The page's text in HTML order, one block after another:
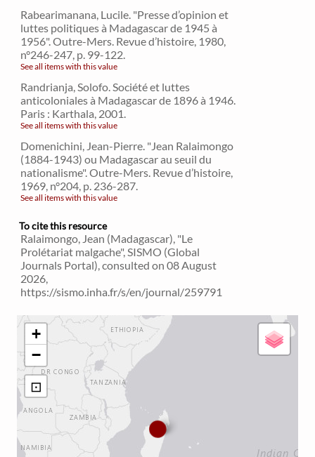
Rabearimanana, Lucile. "Presse d’opinion et
luttes politiques à Madagascar de 1945 à
1956". Outre-Mers. Revue d’histoire, 1980,
n°246-247, p. 99-122.
See all items with this value
Randrianja, Solofo. Société et luttes
anticoloniales à Madagascar de 1896 à 1946.
Paris : Karthala, 2001.
See all items with this value
Domenichini, Jean-Pierre. "Jean Ralaimongo
(1884-1943) ou Madagascar au seuil du
nationalisme". Outre-Mers. Revue d’histoire,
1969, n°204, p. 236-287.
See all items with this value
To cite this resource
Ralaimongo, Jean (Madagascar), "Le
Prolétariat malgache", SISMO (Global
Journals Portal), consulted on 08 August
2026,
https://sismo.inha.fr/s/en/journal/259791
+
−
⊡